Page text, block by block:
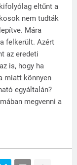
eltűnt a
nem tudták
Mára
felkerült. Azért
az eredeti
is, hogy ha
miatt könnyen
egyáltalán?
megvenni a